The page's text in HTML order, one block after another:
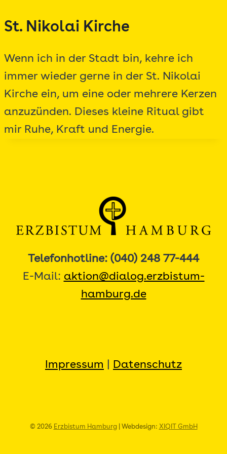
Inhalt
St. Nikolai Kirche
Wenn ich in der Stadt bin, kehre ich
immer wieder gerne in der St. Nikolai
Kirche ein, um eine oder mehrere Kerzen
anzuzünden. Dieses kleine Ritual gibt
mir Ruhe, Kraft und Energie.
Telefonhotline: (040) 248 77-444
E-Mail: aktion@dialog.erzbistum-
hamburg.de
Impressum Datenschutz
© 2026 Erzbistum Hamburg| Webdesign: XIQIT GmbH